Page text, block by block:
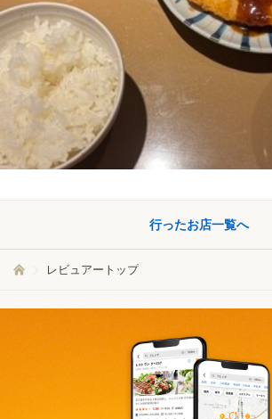
行ったお店一覧へ
レビュアートップ